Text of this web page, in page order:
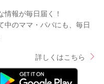
報が毎日届く！
中のママ・パパにも、毎日
詳しくはこちら